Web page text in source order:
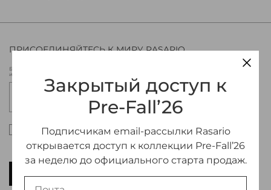
ПРИСОЕДИНЯЙТЕСЬ К МИРУ RASARIO
Будьте в курсе новых коллекций Rasario, эксклюзивных мероприятий
и специальных предложений.
Настоящим подтверждаю, что я ознакомлен и
согласен с условиями оферты и политики
конфиденциальности*
Закрытый доступ к
Pre-Fall’26
Подписчикам email-рассылки Rasario
открывается доступ к коллекции Pre-Fall’26
за неделю до официального старта продаж.